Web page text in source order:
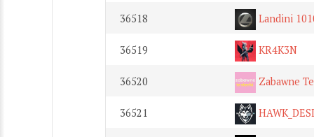
36518 Landini
36519 KR4K3N
36520 Zabawne
36521